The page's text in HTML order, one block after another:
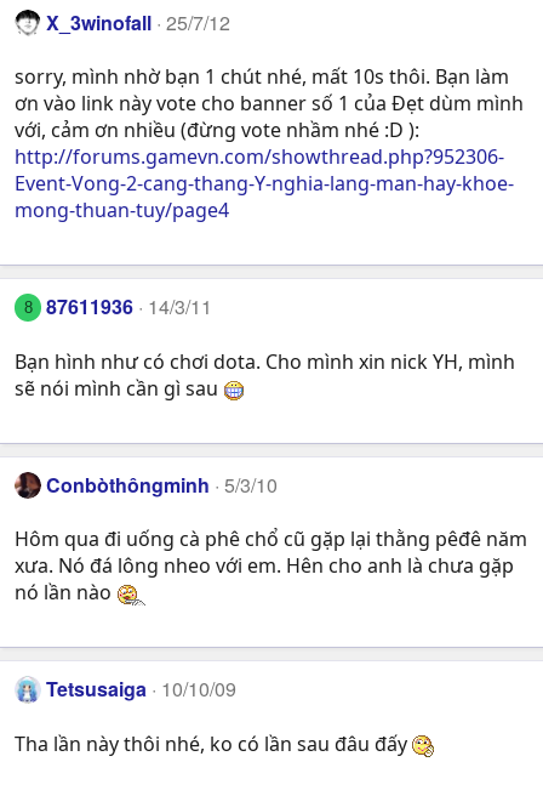
X_3winofall 25/7/12
sorry, mình nhờ bạn 1 chút nhé, mất 10s thôi. Bạn làm
ơn vào link này vote cho banner số 1 của Đẹt dùm mình
với, cảm ơn nhiều (đừng vote nhầm nhé :D ):
http://forums.gamevn.com/showthread.php?952306-
Event-Vong-2-cang-thang-Y-nghia-lang-man-hay-khoe-
mong-thuan-tuy/page4
8 87611936 14/3/11
Bạn hình như có chơi dota. Cho mình xin nick YH, mình
sẽ nói mình cần gì sau
Conbòthôngminh 5/3/10
Hôm qua đi uống cà phê chổ cũ gặp lại thằng pêđê năm
xưa. Nó đá lông nheo với em. Hên cho anh là chưa gặp
nó lần nào
Tetsusaiga 10/10/09
Tha lần này thôi nhé, ko có lần sau đâu đấy